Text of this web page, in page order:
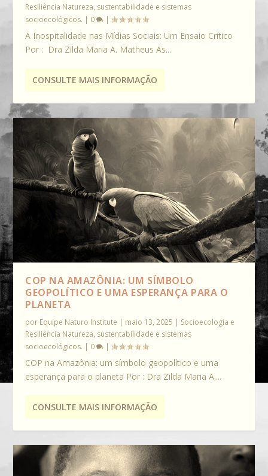
Resiliência Natureza, sustentabilidade e sistemas
socioecológicos. | 0 |
A Inospitalidade nas Mídias Sociais: Um Ensaio Crítico
Por : Dra Zilda Maria A. Matheus As...
CONSULTE MAIS INFORMAÇÃO
COP NA AMAZÔNIA: UM SÍMBOLO
GEOPOLÍTICO E UMA ESPERANÇA PARA O
PLANETA
por Equipe Naturo Institute | maio 13, 2025 | Socioecologia e
Resiliência Natureza, sustentabilidade e sistemas
socioecológicos. | 0 |
COP na Amazônia: um símbolo geopolítico e uma
esperança para o planeta Por : Dra Zilda Maria A....
CONSULTE MAIS INFORMAÇÃO